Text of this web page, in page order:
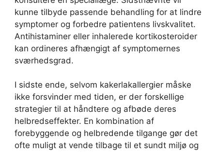
kunne tilbyde passende behandling for at lindre
symptomer og forbedre patientens livskvalitet.
Antihistaminer eller inhalerede kortikosteroider
kan ordineres afhængigt af symptomernes
sværhedsgrad.
I sidste ende, selvom kakerlakallergier måske
ikke forsvinder med tiden, er der forskellige
strategier til at håndtere og afbøde deres
helbredseffekter. En kombination af
forebyggende og helbredende tilgange gør det
ofte muligt at vende tilbage til et sundt miljø og